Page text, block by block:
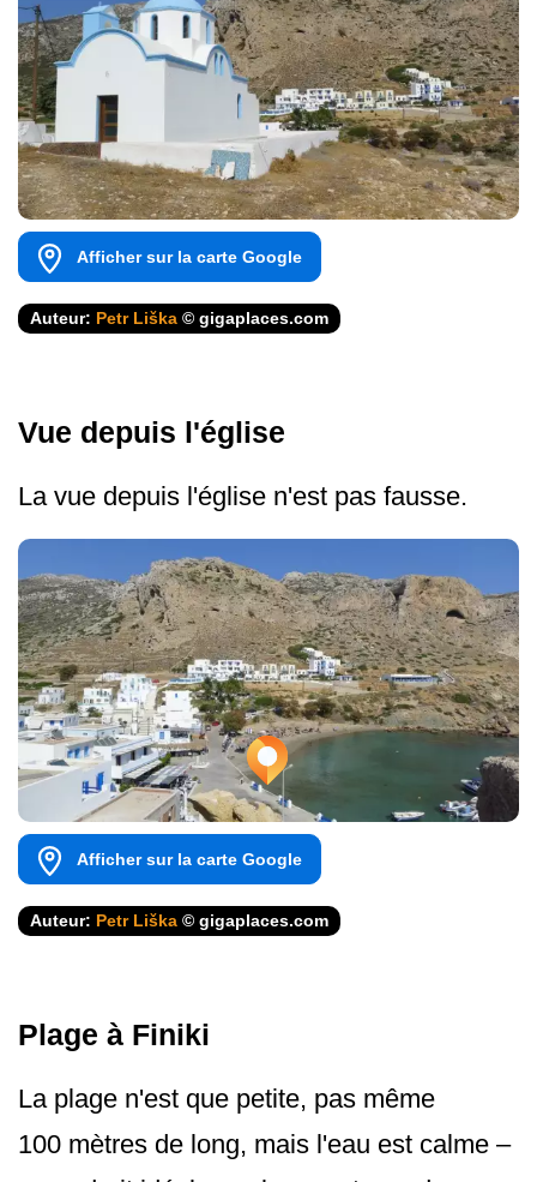
Afficher sur la carte Google
Auteur: Petr Liška © gigaplaces.com
Vue depuis l'église
La vue depuis l'église n'est pas fausse.
Afficher sur la carte Google
Auteur: Petr Liška © gigaplaces.com
Plage à Finiki
La plage n'est que petite, pas même
100 mètres de long, mais l'eau est calme –